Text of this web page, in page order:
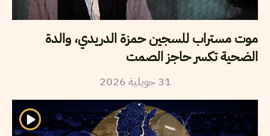
موت مستراب للسجين حمزة الدريدي، والدة
الضحية تكسر حاجز الصمت
31 جويلية2026